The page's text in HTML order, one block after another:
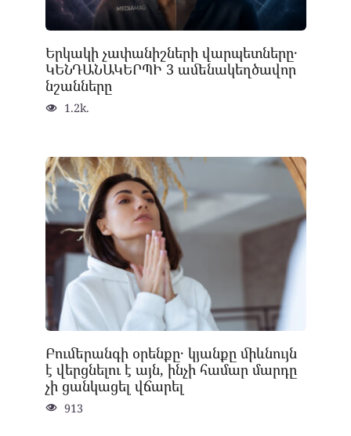
Երկակի չափանիշների վարպետները․
ԿԵՆԴԱՆԱԿԵՐՊԻ 3 ամենակեղծավոր
նշանները
1.2k.
Բումերանգի օրենքը․ կյանքը միևնույն
է վերցնելու է այն, ինչի համար մարդը
չի ցանկացել վճարել
913